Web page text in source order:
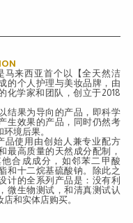
马来西亚首个以【全天然洁
的个人护理与美妆品牌，由
化学家和团队，创立于2018
结果为导向的产品，即科学
生效果的产品，同时仍然考
境后果。
品使用由创始人兼专业配方
最高质量的天然成分配制，
合成成分，如邻苯二甲酸
和十二烷基硫酸钠。除此之
计的全系列产品是：没有利
微生物测试，和清真测试认
和实体店购买。